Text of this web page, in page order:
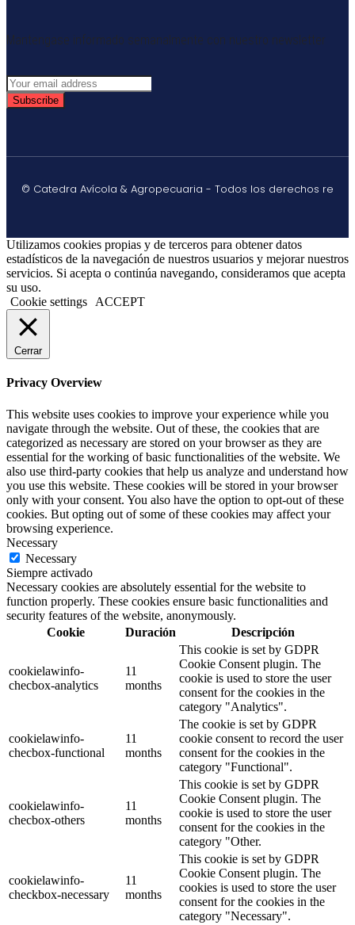
Mantengase informado semanalmente con nuestro newsletter
Subscribe
© Catedra Avícola & Agropecuaria - Todos los derechos re
Utilizamos cookies propias y de terceros para obtener datos
estadísticos de la navegación de nuestros usuarios y mejorar nuestros
servicios. Si acepta o continúa navegando, consideramos que acepta
su uso.
Cookie settings
ACCEPT
Cerrar
Privacy Overview
This website uses cookies to improve your experience while you
navigate through the website. Out of these, the cookies that are
categorized as necessary are stored on your browser as they are
essential for the working of basic functionalities of the website. We
also use third-party cookies that help us analyze and understand how
you use this website. These cookies will be stored in your browser
only with your consent. You also have the option to opt-out of these
cookies. But opting out of some of these cookies may affect your
browsing experience.
Necessary
Necessary
Siempre activado
Necessary cookies are absolutely essential for the website to
function properly. These cookies ensure basic functionalities and
security features of the website, anonymously.
Cookie
Duración Descripción
cookielawinfo-
checbox-analytics
11
months
This cookie is set by GDPR
Cookie Consent plugin. The
cookie is used to store the user
consent for the cookies in the
category "Analytics".
cookielawinfo-
checbox-functional
11
months
The cookie is set by GDPR
cookie consent to record the user
consent for the cookies in the
category "Functional".
cookielawinfo-
checbox-others
11
months
This cookie is set by GDPR
Cookie Consent plugin. The
cookie is used to store the user
consent for the cookies in the
category "Other.
cookielawinfo-
checkbox-necessary
11
months
This cookie is set by GDPR
Cookie Consent plugin. The
cookies is used to store the user
consent for the cookies in the
category "Necessary".